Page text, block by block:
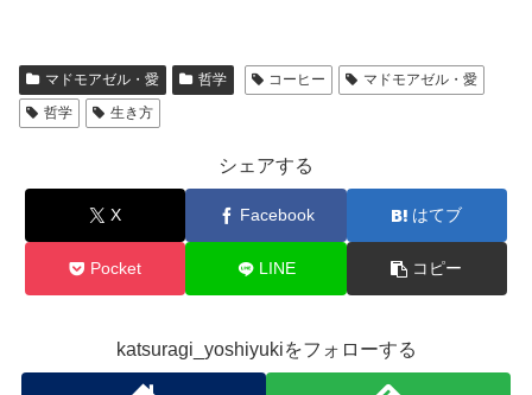
マドモアゼル・愛 哲学 コーヒー
マドモアゼル・愛
哲学
生き方
シェアする
X Facebook はてブ
Pocket LINE コピー
katsuragi_yoshiyukiをフォローする